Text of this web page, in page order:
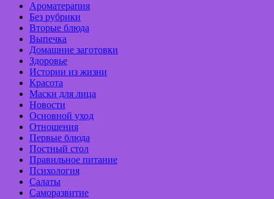
Ароматерапия
Без рубрики
Вторые блюда
Выпечка
Домашние заготовки
Здоровье
Истории из жизни
Красота
Маски для лица
Новости
Основной уход
Отношения
Первые блюда
Постный стол
Правильное питание
Психология
Салаты
Саморазвитие